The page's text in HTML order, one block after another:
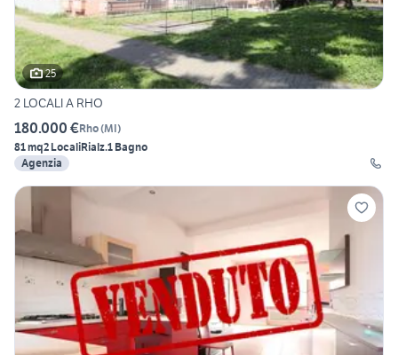
25
2 LOCALI A RHO
180.000 €Rho(MI)
81 mq2 LocaliRialz.1 Bagno
Agenzia